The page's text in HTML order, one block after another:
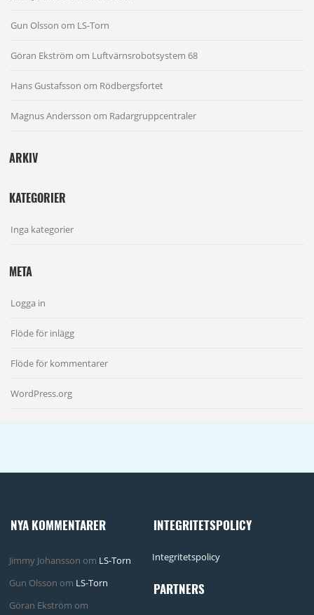
Gun Olsson om LS-Torn
Göran Ekström om Luftvärnsrobotsystem 68
Hans Gustafsson om Rödbergsfortet
Magnus Andersson om Radargruppcentraler
ARKIV
KATEGORIER
Inga kategorier
META
Logga in
Flöde för inlägg
Flöde för kommentarer
WordPress.org
NYA KOMMENTARER
Jimmy Johansson om LS-Torn
Gun Olsson om LS-Torn
Göran Ekström om
INTEGRITETSPOLICY
Integritetspolicy
PARTNERS